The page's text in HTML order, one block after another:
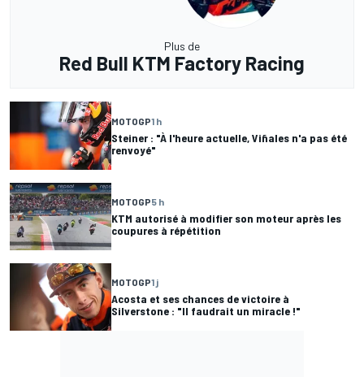
Plus de
Red Bull KTM Factory Racing
MOTOGP1 h
Steiner : "À l'heure actuelle, Viñales n'a pas été
renvoyé"
MOTOGP5 h
KTM autorisé à modifier son moteur après les
coupures à répétition
MOTOGP1 j
Acosta et ses chances de victoire à
Silverstone : "Il faudrait un miracle !"